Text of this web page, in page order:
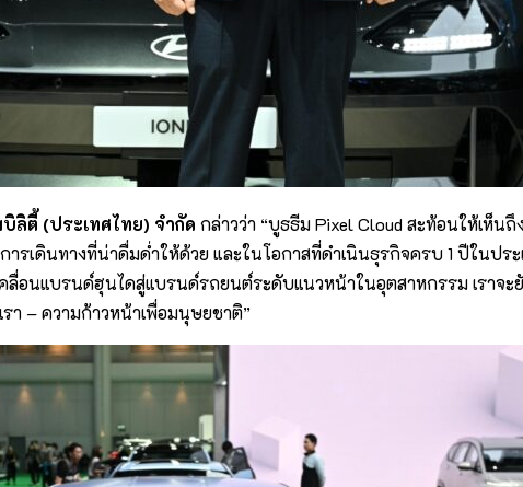
ลิตี้ (ประเทศไทย) จำกัด กล่าวว่า “บูธธีม Pixel Cloud สะท้อนให้เห็น
รเดินทางที่น่าดื่มด่ำให้ด้วย และในโอกาสที่ดำเนินธุรกิจครบ 1 ปีในป
ลื่อนแบรนด์ฮุนไดสู่แบรนด์รถยนต์ระดับแนวหน้าในอุตสาหกรรม เรา
า – ความก้าวหน้าเพื่อมนุษยชาติ”